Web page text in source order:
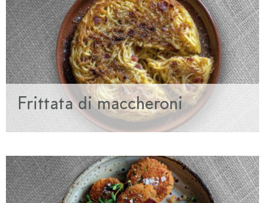
Frittata di maccheroni